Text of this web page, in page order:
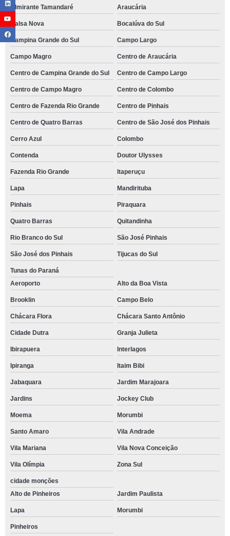
Almirante Tamandaré Araucária
Balsa Nova Bocaiúva do Sul
Campina Grande do Sul Campo Largo
Campo Magro Centro de Araucária
Centro de Campina Grande do Sul Centro de Campo Largo
Centro de Campo Magro Centro de Colombo
Centro de Fazenda Rio Grande Centro de Pinhais
Centro de Quatro Barras Centro de São José dos Pinhais
Cerro Azul Colombo
Contenda Doutor Ulysses
Fazenda Rio Grande Itaperuçu
Lapa Mandirituba
Pinhais Piraquara
Quatro Barras Quitandinha
Rio Branco do Sul São José Pinhais
São José dos Pinhais Tijucas do Sul
Tunas do Paraná
Aeroporto
Alto da Boa Vista
Brooklin Campo Belo
Chácara Flora Chácara Santo Antônio
Cidade Dutra Granja Julieta
Ibirapuera Interlagos
Ipiranga Itaim Bibi
Jabaquara Jardim Marajoara
Jardins Jockey Club
Moema Morumbi
Santo Amaro Vila Andrade
Vila Mariana Vila Nova Conceição
Vila Olímpia Zona Sul
cidade monções
Alto de Pinheiros
Jardim Paulista
Lapa Morumbi
Pinheiros